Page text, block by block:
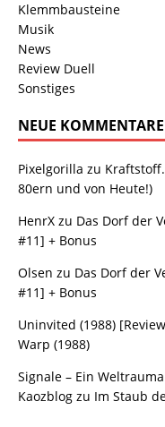
Klemmbausteine
Musik
News
Review Duell
Sonstiges
NEUE KOMMENTARE
Pixelgorilla zu
80ern und von Heute!)
HenrX zu Das Dorf der
#11] + Bonus
Olsen zu Das Dorf der
#11] + Bonus
Uninvited (1988)
Warp (1988)
Signale – Ein
Kaozblog zu Im Staub